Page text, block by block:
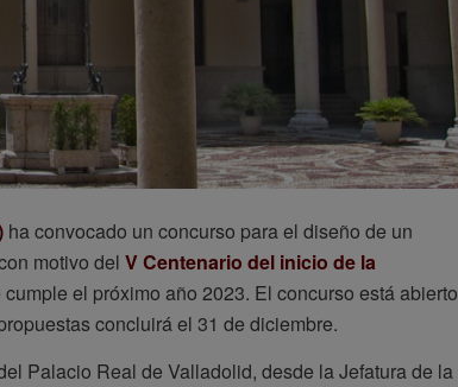
ha convocado un concurso para el diseño de un
motivo del V Centenario del inicio de la
cumple el próximo año 2023. El concurso está abierto
concluirá el 31 de diciembre.
Palacio Real de Valladolid, desde la Jefatura de la